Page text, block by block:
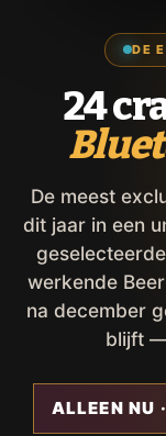
DE
24
De meest
dit jaar in een
werkende
na december
blijft —
ALLEEN NU